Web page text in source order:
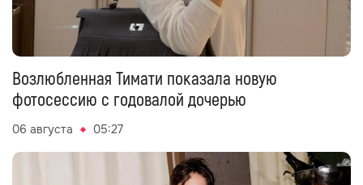
Возлюбленная Тимати показала новую
фотосессию с годовалой дочерью
06 августа 05:27